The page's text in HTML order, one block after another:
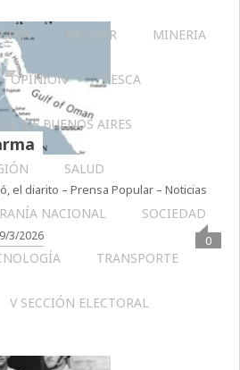
MILITAR MINERIA
OPINIÓN PESCA
DE BUENOS AIRES
SALUD
NACIONAL SOCIEDAD
TRANSPORTE
V SECCIÓN ELECTORAL
el diarito – Prensa Popular – Noticias
3/2026 0